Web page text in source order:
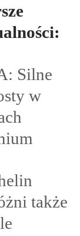
Silne
w
także